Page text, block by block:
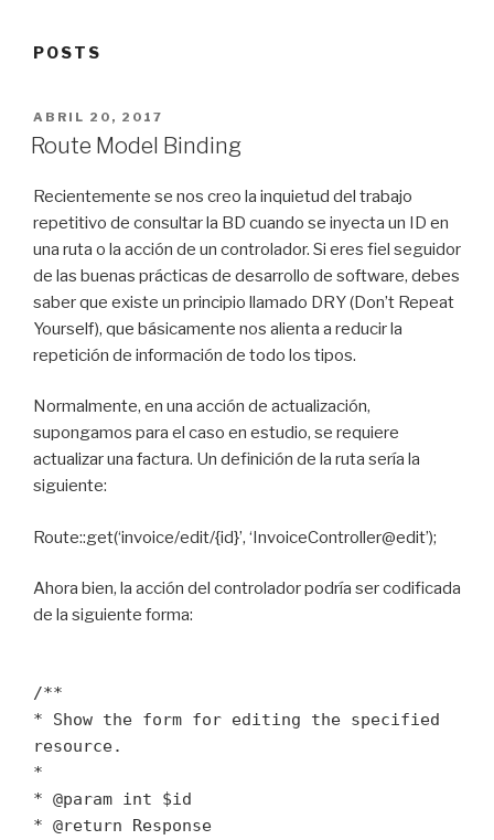
POSTS
POSTED
ON
ABRIL 20, 2017
Route Model Binding
Recientemente se nos creo la inquietud del trabajo
repetitivo de consultar la BD cuando se inyecta un ID en
una ruta o la acción de un controlador. Si eres fiel seguidor
de las buenas prácticas de desarrollo de software, debes
saber que existe un principio llamado DRY (Don’t Repeat
Yourself), que básicamente nos alienta a reducir la
repetición de información de todo los tipos.
Normalmente, en una acción de actualización,
supongamos para el caso en estudio, se requiere
actualizar una factura. Un definición de la ruta sería la
siguiente:
Route::get(‘invoice/edit/{id}’, ‘InvoiceController@edit’);
Ahora bien, la acción del controlador podría ser codificada
de la siguiente forma:
/**
* Show the form for editing the specified
resource.
*
* @param int $id
* @return Response